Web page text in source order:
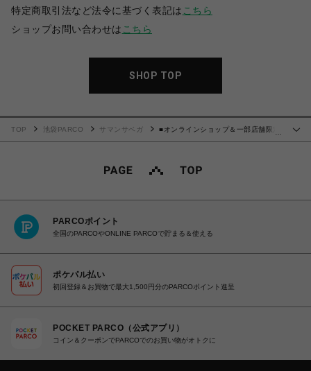
特定商取引法など法令に基づく表記は こちら
ショップお問い合わせは こちら
SHOP TOP
TOP 池袋PARCO サマンサベガ
■オンラインショップ＆一部店舗限定
PARCOポイント
全国のPARCOやONLINE PARCOで貯まる＆使える
ポケパル払い
初回登録＆お買物で最大1,500円分のPARCOポイント進呈
POCKET PARCO（公式アプリ）
コイン＆クーポンでPARCOでのお買い物がオトクに